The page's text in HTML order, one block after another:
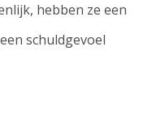
hebben ze een
schuldgevoel